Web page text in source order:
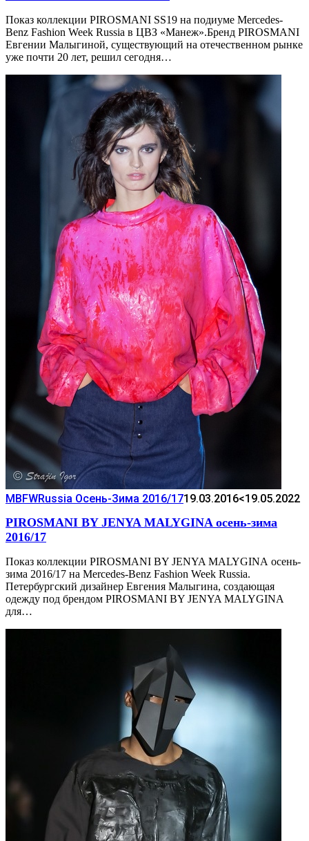
Показ коллекции PIROSMANI SS19 на подиуме Mercedes-
Benz Fashion Week Russia в ЦВЗ «Манеж».Бренд PIROSMANI
Евгении Малыгиной, существующий на отечественном рынке
уже почти 20 лет, решил сегодня…
MBFWRussia Осень-Зима 2016/1719.03.2016<19.05.2022
PIROSMANI BY JENYA MALYGINA осень-зима
2016/17
Показ коллекции PIROSMANI BY JENYA MALYGINA осень-
зима 2016/17 на Mercedes-Benz Fashion Week Russia.
Петербургский дизайнер Евгения Малыгина, создающая
одежду под брендом PIROSMANI BY JENYA MALYGINA
для…